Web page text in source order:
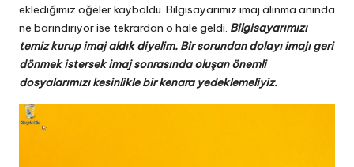
eklediğimiz öğeler kayboldu. Bilgisayarımız imaj alınma anında
ne barındırıyor ise tekrardan o hale geldi. Bilgisayarımızı
temiz kurup imaj aldık diyelim. Bir sorundan dolayı imajı geri
dönmek istersek imaj sonrasında oluşan önemli
dosyalarımızı kesinlikle bir kenara yedeklemeliyiz.